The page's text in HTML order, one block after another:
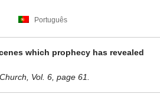
Português
which prophecy has revealed
Vol. 6, page 61.